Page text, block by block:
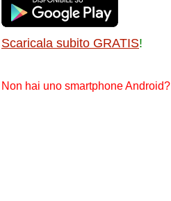
Scaricala subito GRATIS!
Non hai uno smartphone Android?